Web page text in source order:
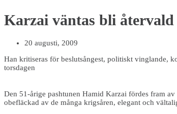
Karzai väntas bli återvald
20 augusti, 2009
Han kritiseras för beslutsångest, politiskt vinglande,
torsdagen
Den 51-årige pashtunen Hamid Karzai fördes fram
obefläckad av de många krigsåren, elegant och